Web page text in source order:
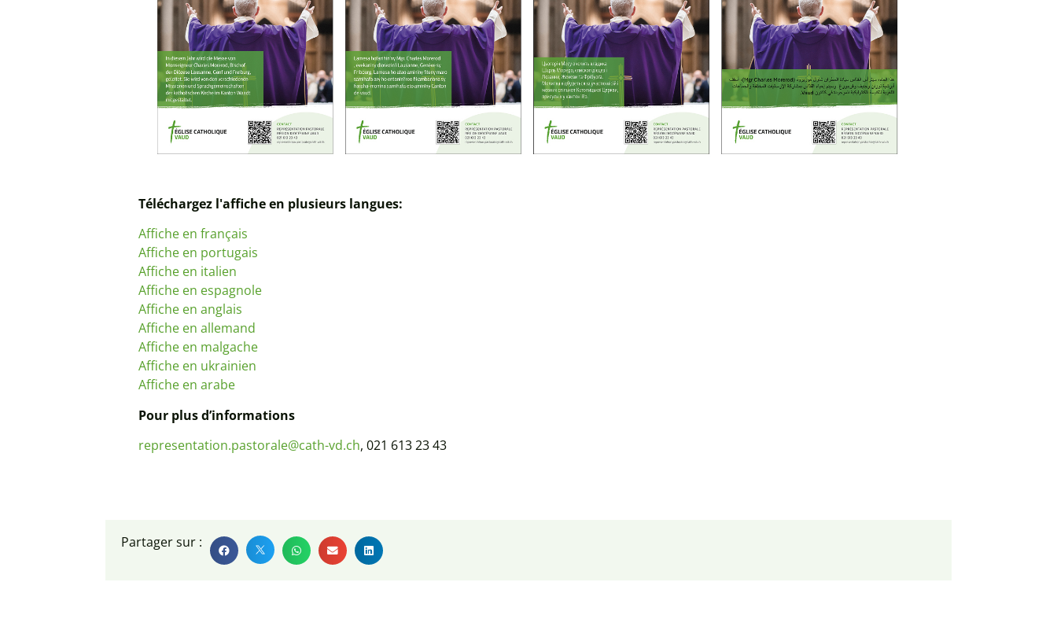
Téléchargez l'affiche en plusieurs langues:
Affiche en français
Affiche en portugais
Affiche en italien
Affiche en espagnole
Affiche en anglais
Affiche en allemand
Affiche en malgache
Affiche en ukrainien
Affiche en arabe
Pour plus d’informations
representation.pastorale@cath-vd.ch, 021 613 23 43
Partager sur :